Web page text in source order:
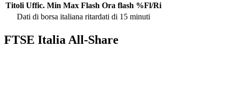
Titoli Uffic. Min Max Flash Ora flash %Fl/Ri
Dati di borsa italiana ritardati di 15 minuti
FTSE Italia All-Share